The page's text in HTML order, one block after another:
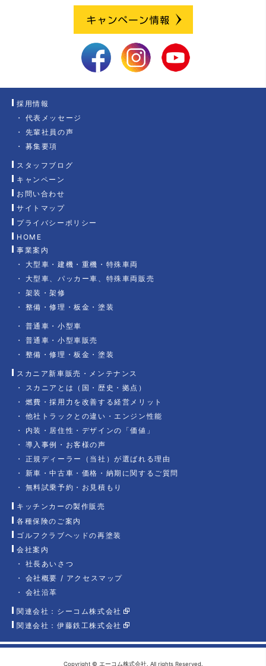
HOME
事業案内
大型車・建機・重機・特殊車両
大型車、パッカー車、特殊車両販売
架装・架修
整備・修理・板金・塗装
普通車・小型車
普通車・小型車販売
整備・修理・板金・塗装
スカニア新車販売・メンテナンス
スカニアとは（国・歴史・拠点）
燃費・採用力を改善する経営メリット
他社トラックとの違い・エンジン性能
内装・居住性・デザインの「価値」
導入事例・お客様の声
正規ディーラー（当社）が選ばれる理由
新車・中古車・価格・納期に関するご質問
無料試乗予約・お見積もり
キッチンカーの製作販売
各種保険のご案内
ゴルフクラブヘッドの再塗装
会社案内
社長あいさつ
会社概要 / アクセスマップ
会社沿革
関連会社：シーコム株式会社
関連会社：伊藤鉄工株式会社
採用情報
代表メッセージ
先輩社員の声
募集要項
スタッフブログ
キャンペーン
お問い合わせ
サイトマップ
プライバシーポリシー
Copyright © エーコム株式会社. All rights Reserved.